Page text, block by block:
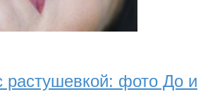
растушевкой: фото До и